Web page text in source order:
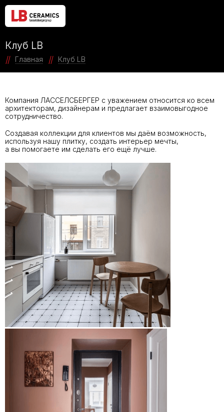
Клуб LB
Главная Клуб LB
Компания ЛАССЕЛСБЕРГЕР с уважением относится ко всем
архитекторам, дизайнерам и предлагает взаимовыгодное
сотрудничество.
Создавая коллекции для клиентов мы даём возможность,
используя нашу плитку, создать интерьер мечты,
а вы помогаете им сделать его ещё лучше.